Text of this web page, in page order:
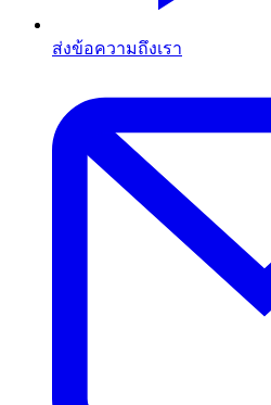
ส่งข้อความถึงเรา